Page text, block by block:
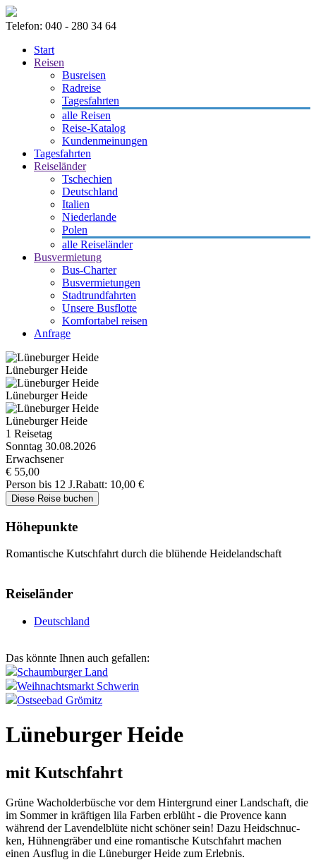
Telefon: 040 - 280 34 64
Start
Reisen
Busreisen
Radreise
Tagesfahrten
alle Reisen
Reise-Katalog
Kundenmeinungen
Tagesfahrten
Reiseländer
Tschechien
Deutschland
Italien
Niederlande
Polen
alle Reiseländer
Busvermietung
Bus-Charter
Busvermietungen
Stadtrundfahrten
Unsere Busflotte
Komfortabel reisen
Anfrage
Lüneburger Heide
Lüneburger Heide
Lüneburger Heide
1 Reisetag
Sonntag 30.08.2026
Erwachsener
€ 55,00
Person bis 12 J.Rabatt: 10,00 €
Höhepunkte
Romantische Kutschfahrt durch die blühende Heidelandschaft
Reiseländer
Deutschland
Das könnte Ihnen auch gefallen:
Schaumburger Land
Weihnachtsmarkt Schwerin
Ostseebad Grömitz
Lüneburger Heide
mit Kutschfahrt
Grüne Wachol­derbüsche vor dem Hinter­grund einer Land­schaft, die
im Som­mer in kräftigen lila Far­ben erblüht - die Provence kann
während der Laven­delblüte nicht schöner sein! Dazu Heidsch­nuc­
ken, Hühnengräber und eine roman­tische Kutsch­fahrt machen
einen Aus­flug in die Lünebur­ger Heide zum Erleb­nis.